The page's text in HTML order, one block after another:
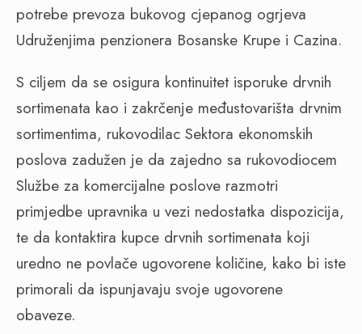
potrebe prevoza bukovog cjepanog ogrjeva
Udruženjima penzionera Bosanske Krupe i Cazina.
S ciljem da se osigura kontinuitet isporuke drvnih
sortimenata kao i zakrčenje međustovarišta drvnim
sortimentima, rukovodilac Sektora ekonomskih
poslova zadužen je da zajedno sa rukovodiocem
Službe za komercijalne poslove razmotri
primjedbe upravnika u vezi nedostatka dispozicija,
te da kontaktira kupce drvnih sortimenata koji
uredno ne povlače ugovorene količine, kako bi iste
primorali da ispunjavaju svoje ugovorene
obaveze.